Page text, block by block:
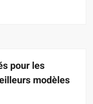
pour les
modèles